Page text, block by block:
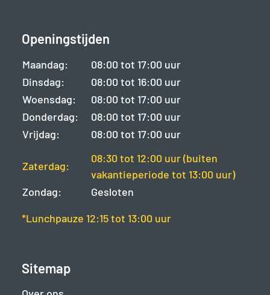
Openingstijden
Maandag:
08:00 tot 17:00 uur
Dinsdag:
08:00 tot 16:00 uur
Woensdag:
08:00 tot 17:00 uur
Donderdag:
08:00 tot 17:00 uur
Vrijdag:
08:00 tot 17:00 uur
Zaterdag:
08:30 tot 12:00 uur (buiten
vakantieperiode tot 13:00 uur)
Zondag:
Gesloten
*Lunchpauze 12:15 tot 13:00 uur
Sitemap